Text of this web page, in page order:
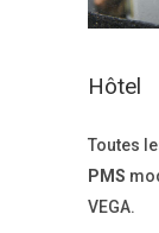
Hôtel
Toutes
PMS
VEGA.